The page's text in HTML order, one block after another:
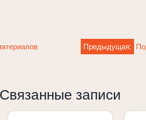
Предыдущая:
Связанные записи